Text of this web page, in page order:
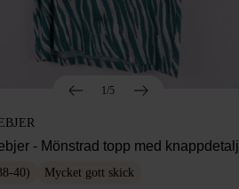
1/5
- Mönstrad topp med knappdetalj
40) Mycket gott skick